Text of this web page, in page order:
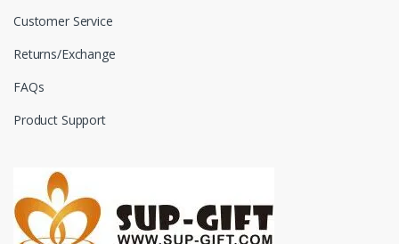
Customer Service
Returns/Exchange
FAQs
Product Support